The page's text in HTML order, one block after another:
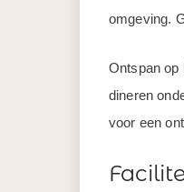
omgeving.
Ontspan op
dineren
voor een